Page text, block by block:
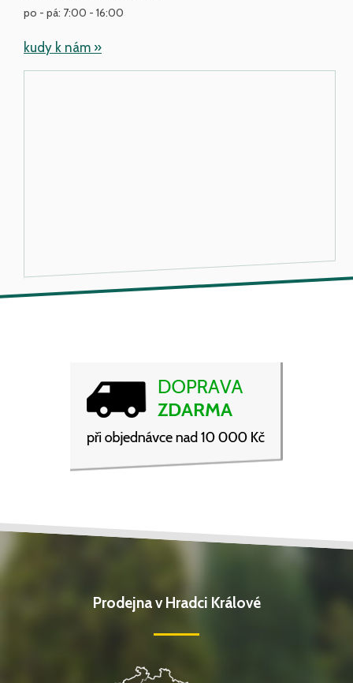
po - pá: 7:00 - 16:00
kudy k nám »
Prodejna v Hradci Králové